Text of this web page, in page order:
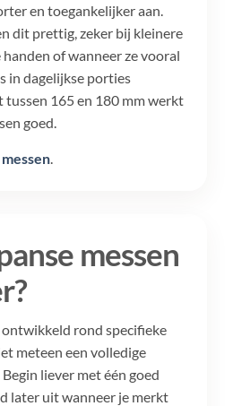
en toegankelijker aan.
dit prettig, zeker bij kleinere
of wanneer ze vooral
in dagelijkse porties
tussen 165 en 180 mm werkt
goed.
.
messen
ontwikkeld rond specifieke
meteen een volledige
liever met één goed
later uit wanneer je merkt